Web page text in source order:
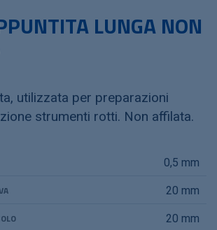
LUNGA NON
utilizzata per preparazioni
strumenti rotti. Non affilata.
0,5 mm
20 mm
20 mm